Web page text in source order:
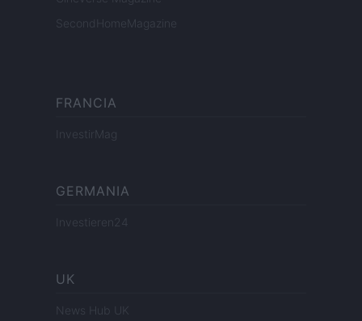
SecondHomeMagazine
FRANCIA
InvestirMag
GERMANIA
Investieren24
UK
News Hub UK